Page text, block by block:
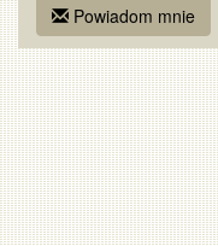
Powiadom mnie